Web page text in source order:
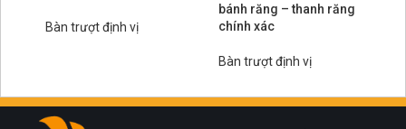
Bàn trượt định vị
bánh răng – thanh răng
chính xác
Bàn trượt định vị